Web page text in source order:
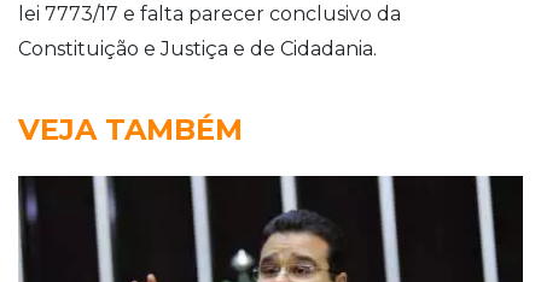
lei 7773/17 e falta parecer conclusivo da
Constituição e Justiça e de Cidadania.
VEJA TAMBÉM